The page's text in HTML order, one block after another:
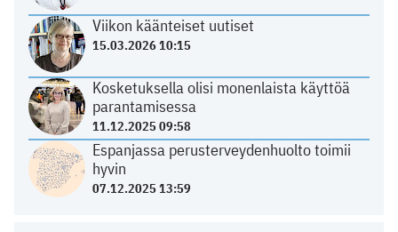
Viikon käänteiset uutiset
15.03.2026 10:15
Kosketuksella olisi monenlaista käyttöä
parantamisessa
11.12.2025 09:58
Espanjassa perusterveydenhuolto toimii
hyvin
07.12.2025 13:59